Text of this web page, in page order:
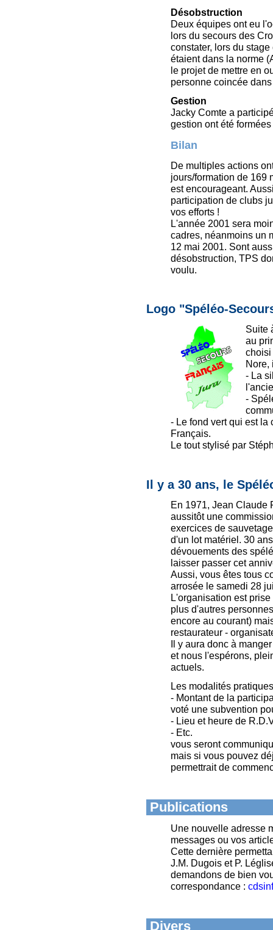
Désobstruction
Deux équipes ont eu
lors du secours des
constater, lors du
étaient dans la norme
le projet de mettre en
personne coincée
Gestion
Jacky Comte a
gestion ont été
Bilan
De multiples actions
jours/formation de 169
est encourageant.
participation de clubs
vos efforts !
L'année 2001 sera
cadres, néanmoins un
12 mai 2001. Sont
désobstruction, TPS
voulu.
Logo "Spéléo-
Suite
au
choisi
Nore,
- La
-
- Le fond vert qui est
Français.
Le tout stylisé par
Il y a 30 ans, le
En 1971, Jean Claude
aussitôt une
exercices de
d'un lot matériel. 30
dévouements des
laisser passer cet
Aussi, vous êtes tous
arrosée le samedi 28
L'organisation est
plus d'autres
encore au courant)
restaurateur -
Il y aura donc à
et nous l'espérons,
actuels.
Les modalités
- Montant de la
voté une subvention
- Lieu et heure de
- Etc.
vous seront
mais si vous pouvez
permettrait de
Publications
Une nouvelle adresse
messages ou vos
Cette dernière
J.M. Dugois et P.
demandons de bien
correspondance :
Divers